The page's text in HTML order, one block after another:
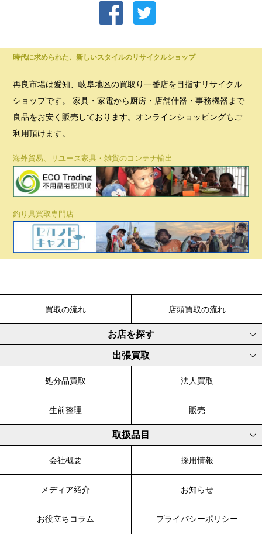
時代に求められた、新しいスタイルのリサイクルショップ
再良市場は愛知、岐阜地区の買取り一番店を目指すリサイクル
ショップです。 家具・家電から厨房・店舗什器・事務機器まで
良品をお安く販売しております。オンラインショッピングもご
利用頂けます。
海外貿易、リユース家具・雑貨のコンテナ輸出
釣り具買取専門店
買取の流れ 店頭買取の流れ
お店を探す
出張買取
処分品買取 法人買取
生前整理 販売
取扱品目
会社概要 採用情報
メディア紹介 お知らせ
お役立ちコラム プライバシーポリシー